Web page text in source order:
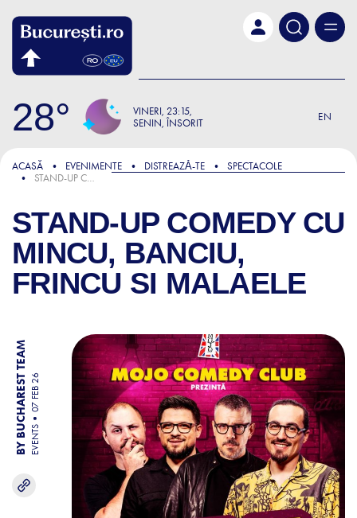
28 VINERI 23:15
SENIN, ÎNSORIT
EN
ACASĂ EVENIMENTE DISTREAZǍ-TE
SPECTACOLE
STAND-UP COMEDY CU MINCU, BANCIU, FRINCU SI MALAELE
STAND-UP COMEDY CU
MINCU, BANCIU,
FRINCU SI MALAELE
BY BUCHAREST TEAM EVENTS
07 FEB 26